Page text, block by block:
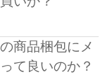
商品梱包にメ
て良いのか？